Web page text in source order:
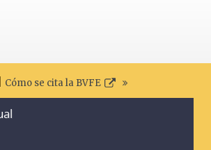
Cómo se cita la BVFE